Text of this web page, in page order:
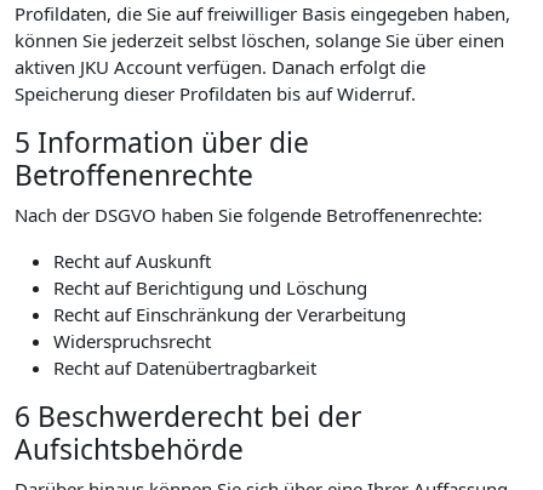
Profildaten, die Sie auf freiwilliger Basis eingegeben haben,
können Sie jederzeit selbst löschen, solange Sie über einen
aktiven JKU Account verfügen. Danach erfolgt die
Speicherung dieser Profildaten bis auf Widerruf.
5 Information über die
Betroffenenrechte
Nach der DSGVO haben Sie folgende Betroffenenrechte:
Recht auf Auskunft
Recht auf Berichtigung und Löschung
Recht auf Einschränkung der Verarbeitung
Widerspruchsrecht
Recht auf Datenübertragbarkeit
6 Beschwerderecht bei der
Aufsichtsbehörde